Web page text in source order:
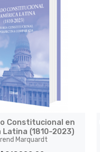
Constitucional en
Latina (1810-2023)
Marquardt